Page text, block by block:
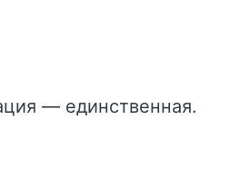
— единственная.